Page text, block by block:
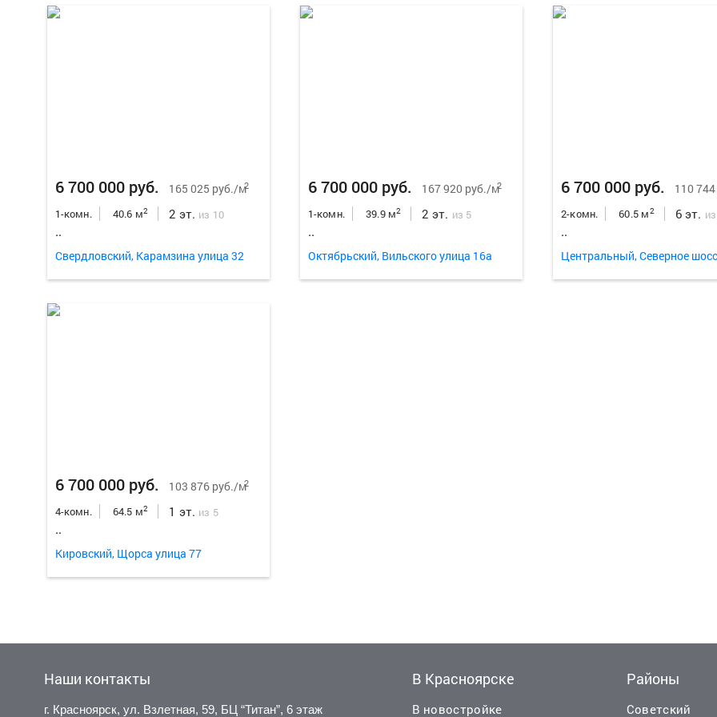
6 700 000 руб. 165 025 руб./м2
1-комн. 40.6 м2 2 эт. из 10
..
Свердловский, Карамзина улица 32
6 700 000 руб. 167 920 руб./м2
1-комн. 39.9 м2 2 эт. из 5
..
Октябрьский, Вильского улица 16а
6 700 000 руб. 110
2-комн. 60.5 м2 6 эт.
..
Центральный, Северное
6 700 000 руб. 103 876 руб./м2
4-комн. 64.5 м2 1 эт. из 5
..
Кировский, Щорса улица 77
Наши контакты
г. Красноярск, ул. Взлетная, 59, БЦ “Титан”, 6 этаж
В Красноярске
В новостройке
Районы
Советский